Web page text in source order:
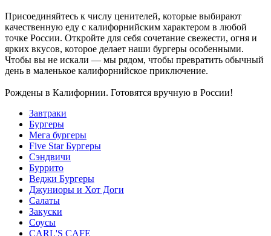
Присоединяйтесь к числу ценителей, которые выбирают
качественную еду с калифорнийским характером в любой
точке России. Откройте для себя сочетание свежести, огня и
ярких вкусов, которое делает наши бургеры особенными.
Чтобы вы не искали — мы рядом, чтобы превратить обычный
день в маленькое калифорнийское приключение.
Рождены в Калифорнии. Готовятся вручную в России!
Завтраки
Бургеры
Мега бургеры
Five Star Бургеры
Сэндвичи
Буррито
Веджи Бургеры
Джуниоры и Хот Доги
Салаты
Закуски
Соусы
CARL'S CAFE